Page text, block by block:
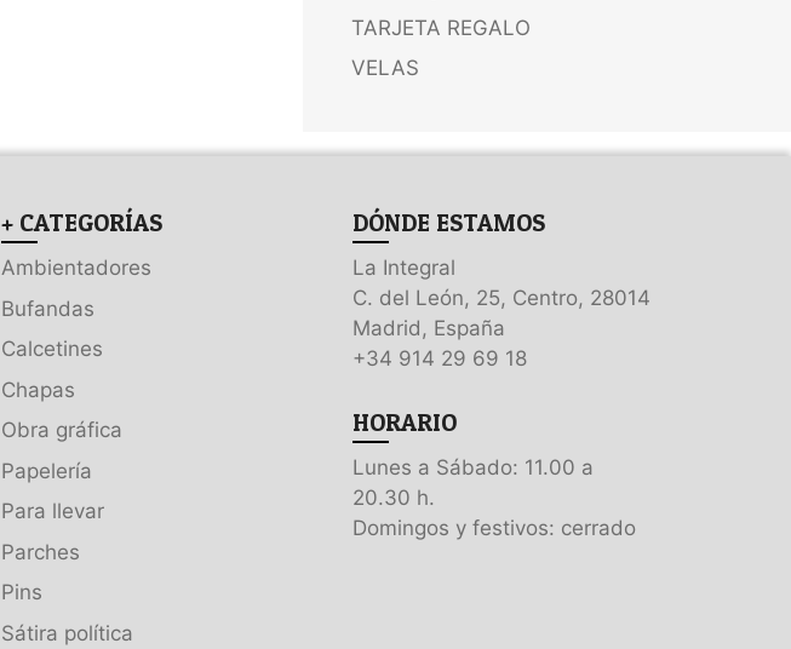
TARJETA REGALO
VELAS
+ CATEGORÍAS
Ambientadores
Bufandas
Calcetines
Chapas
Obra gráfica
Papelería
Para llevar
Parches
Pins
Sátira política
DÓNDE ESTAMOS
La Integral
C. del León, 25, Centro, 28014
Madrid, España
+34 914 29 69 18
HORARIO
Lunes a Sábado: 11.00 a
20.30 h.
Domingos y festivos: cerrado